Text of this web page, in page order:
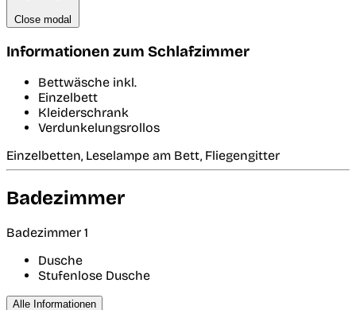
Close modal
Informationen zum Schlafzimmer
Bettwäsche inkl.
Einzelbett
Kleiderschrank
Verdunkelungsrollos
Einzelbetten, Leselampe am Bett, Fliegengitter
Badezimmer
Badezimmer 1
Dusche
Stufenlose Dusche
Alle Informationen